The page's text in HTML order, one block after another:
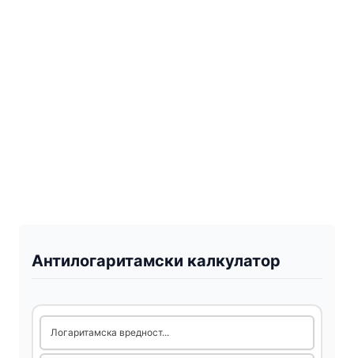
Антилогаритамски калкулатор
Логаритамска вредност...